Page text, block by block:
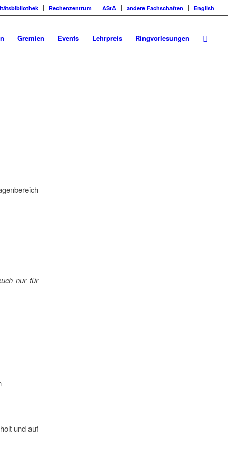
Rechenzentrum AStA andere Fachschaften English
Gremien Events Lehrpreis Ringvorlesungen
nur für
und auf